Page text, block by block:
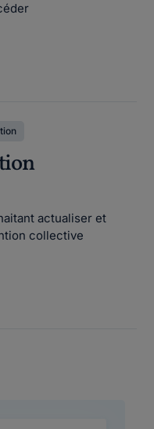
actualiser et
collective